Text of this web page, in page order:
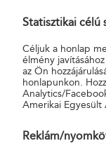
pedig e-
csekkbefizetések
csekkek
népszerűségének
intézhető,
Statisztikai célú
Céljuk a honlap
élmény
az Ön
honlapunkon.
Analytics/
Amerikai Egyesült
Reklám/